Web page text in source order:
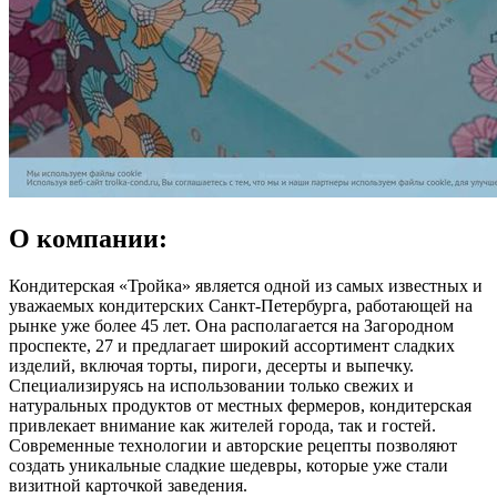
О компании:
Кондитерская «Тройка» является одной из самых известных и
уважаемых кондитерских Санкт-Петербурга, работающей на
рынке уже более 45 лет. Она располагается на Загородном
проспекте, 27 и предлагает широкий ассортимент сладких
изделий, включая торты, пироги, десерты и выпечку.
Специализируясь на использовании только свежих и
натуральных продуктов от местных фермеров, кондитерская
привлекает внимание как жителей города, так и гостей.
Современные технологии и авторские рецепты позволяют
создать уникальные сладкие шедевры, которые уже стали
визитной карточкой заведения.